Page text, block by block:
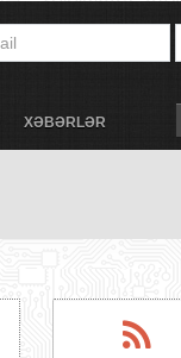
XƏBƏRLƏR